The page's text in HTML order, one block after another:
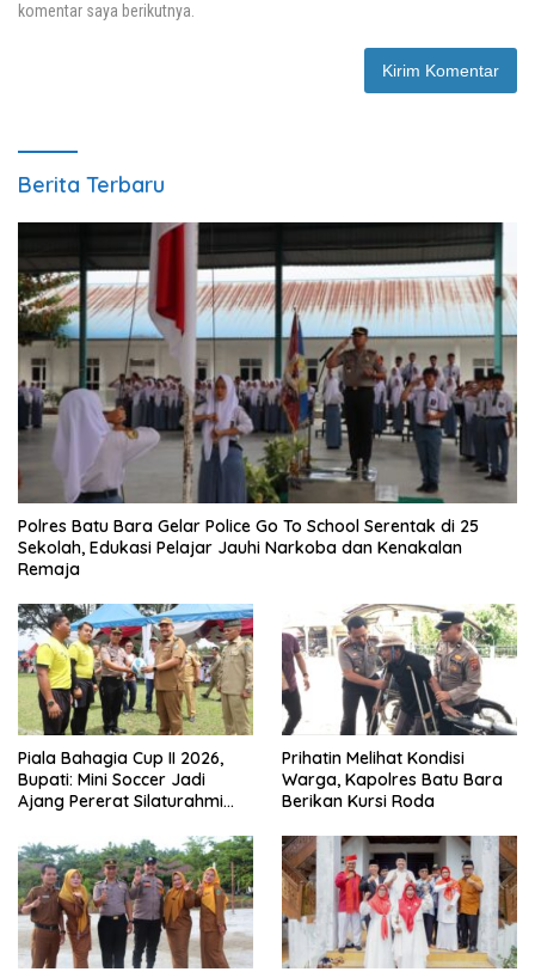
komentar saya berikutnya.
Berita Terbaru
Polres Batu Bara Gelar Police Go To School Serentak di 25
Sekolah, Edukasi Pelajar Jauhi Narkoba dan Kenakalan
Remaja
Piala Bahagia Cup II 2026,
Bupati: Mini Soccer Jadi
Ajang Pererat Silaturahmi
Prihatin Melihat Kondisi
Warga, Kapolres Batu Bara
Berikan Kursi Roda